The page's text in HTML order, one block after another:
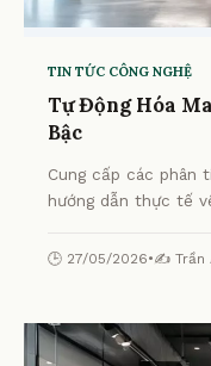
TIN TỨC CÔNG NGHỆ
Tự Động Hóa
Bậc
Cung cấp các phân
hướng dẫn thực tế
🕒 27/05/2026•✍️ Trần